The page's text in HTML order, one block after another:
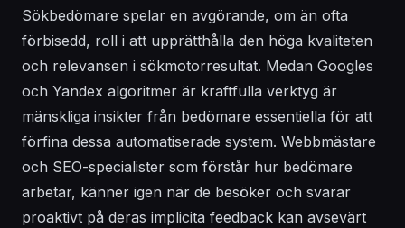
Sökbedömare spelar en avgörande, om än ofta
förbisedd, roll i att upprätthålla den höga kvaliteten
och relevansen i sökmotorresultat. Medan Googles
och Yandex algoritmer är kraftfulla verktyg är
mänskliga insikter från bedömare essentiella för att
förfina dessa automatiserade system. Webbmästare
och SEO-specialister som förstår hur bedömare
arbetar, känner igen när de besöker och svarar
proaktivt på deras implicita feedback kan avsevärt